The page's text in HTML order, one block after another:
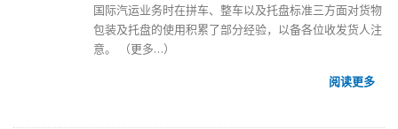
国际汽运业务时在拼车、整车以及托盘标准三方面对货物
包装及托盘的使用积累了部分经验，以备各位收发货人注
意。
（更多…）
阅读更多